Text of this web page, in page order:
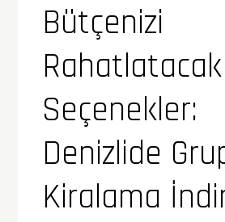
Bütçenizi
Rahatlatacak
Seçenekler:
Denizlide
Kiralama